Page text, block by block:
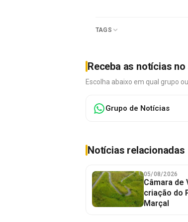
TAGS
Receba as notícias
Escolha abaixo em qual grupo
Grupo de Notícias
Notícias relacionadas
05/08/2026
Câmara de
criação do
Marçal